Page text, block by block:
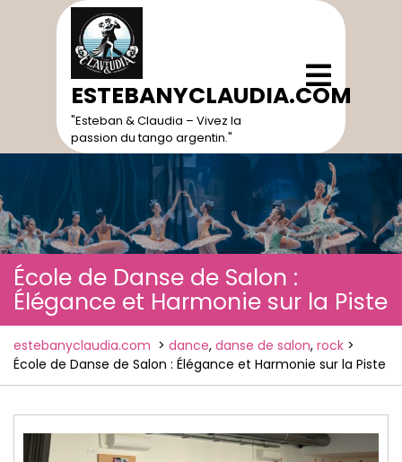
ESTEBANYCLAUDIA.COM
"Esteban & Claudia – Vivez la
passion du tango argentin."
Open
Menu
École de Danse de Salon :
Élégance et Harmonie sur la Piste
estebanyclaudia.com > dance, danse de salon, rock >
École de Danse de Salon : Élégance et Harmonie sur la Piste